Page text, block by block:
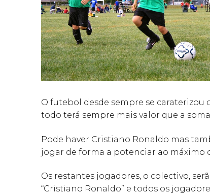
O futebol desde sempre se
todo terá sempre mais valor que a
Pode haver Cristiano Ronaldo mas
jogar de forma a potenciar ao máximo
Os restantes jogadores, o colectivo,
“Cristiano Ronaldo” e todos os